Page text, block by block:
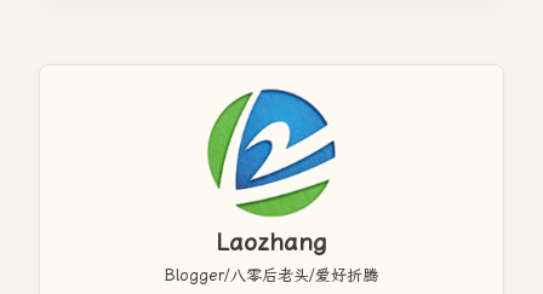
Laozhang
Blogger/八零后老头/爱好折腾